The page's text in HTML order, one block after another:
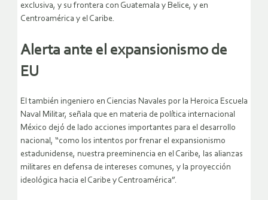
exclusiva, y su frontera con Guatemala y Belice, y en
Centroamérica y el Caribe.
Alerta ante el expansionismo de
EU
El también ingeniero en Ciencias Navales por la Heroica Escuela
Naval Militar, señala que en materia de política internacional
México dejó de lado acciones importantes para el desarrollo
nacional, “como los intentos por frenar el expansionismo
estadunidense, nuestra preeminencia en el Caribe, las alianzas
militares en defensa de intereses comunes, y la proyección
ideológica hacia el Caribe y Centroamérica”.